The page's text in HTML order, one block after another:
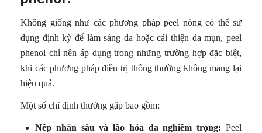
Không giống như các phương pháp peel nông có thể sử
dụng định kỳ để làm sáng da hoặc cải thiện da mụn, peel
phenol chỉ nên áp dụng trong những trường hợp đặc biệt,
khi các phương pháp điều trị thông thường không mang lại
hiệu quả.
Một số chỉ định thường gặp bao gồm:
Nếp nhăn sâu và lão hóa da nghiêm trọng: Peel